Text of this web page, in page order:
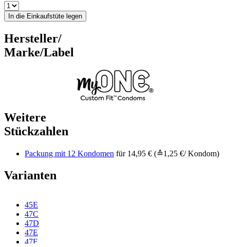
In die Einkaufstüte legen
Hersteller/
Marke/Label
Weitere
Stückzahlen
Packung mit 12 Kondomen für 14,95 € (≙1,25 €/ Kondom)
Varianten
45E
47C
47D
47E
47F